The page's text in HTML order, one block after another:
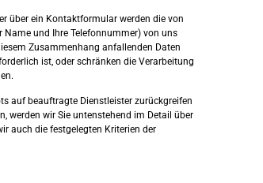
über ein Kontaktformular werden die von
Name und Ihre Telefonnummer) von uns
Zusammenhang anfallenden Daten
ist, oder schränken die Verarbeitung
auf beauftragte Dienstleister zurückgreifen
werden wir Sie untenstehend im Detail über
auch die festgelegten Kriterien der